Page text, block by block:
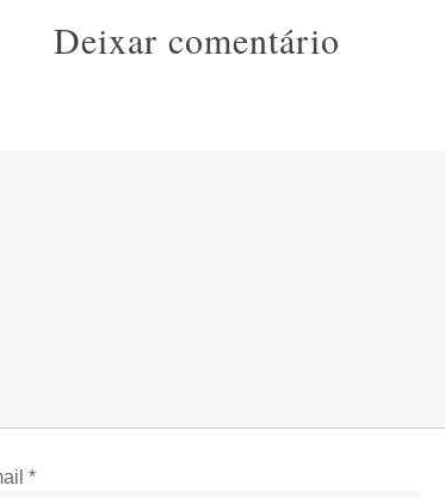
Deixar comentário
*